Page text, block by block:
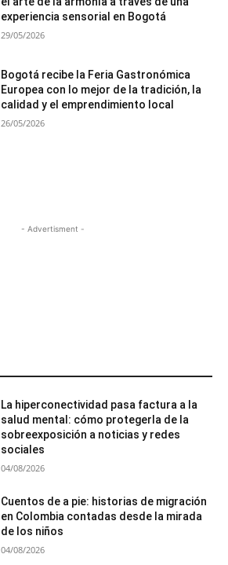
experiencia sensorial en Bogotá
29/05/2026
Bogotá recibe la Feria Gastronómica
Europea con lo mejor de la tradición, la
calidad y el emprendimiento local
26/05/2026
- Advertisment -
La hiperconectividad pasa factura a la
salud mental: cómo protegerla de la
sobreexposición a noticias y redes
sociales
04/08/2026
Cuentos de a pie: historias de migración
en Colombia contadas desde la mirada
de los niños
04/08/2026